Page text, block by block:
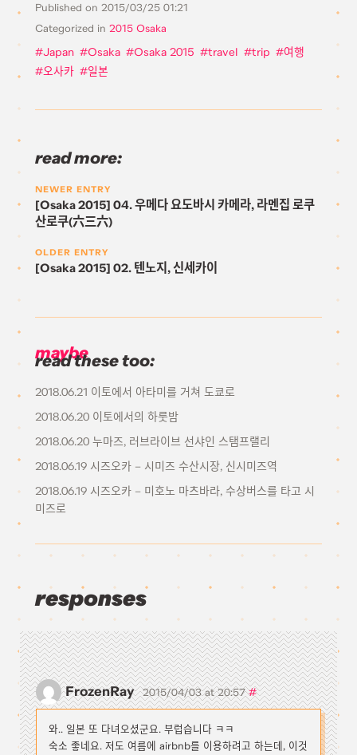
Published on 2015/03/25 01:21
Categorized in 2015 Osaka
Japan Osaka Osaka 2015 travel trip
여행
오사카
일본
read more:
OLDER ENTRY
[Osaka 2015] 02. 텐노지, 신세카이
NEWER ENTRY
[Osaka 2015] 04. 우메다 요도바시 카메라, 라멘집 로쿠
산로쿠(六三六)
maybe
read these too:
2018.06.21 이토에서 아타미를 거쳐 도쿄로
2018.06.20 이토에서의 하룻밤
2018.06.20 누마즈, 러브라이브 선샤인 스탬프랠리
2018.06.19 시즈오카 – 시미즈 수산시장, 신시미즈역
2018.06.19 시즈오카 – 미호노 마츠바라, 수상버스를 타고 시
미즈로
responses
FrozenRay 2015/04/03 at 20:57#
와.. 일본 또 다녀오셨군요. 부럽습니다 ㅋㅋ
숙소 좋네요. 저도 여름에 airbnb를 이용하려고 하는데, 이것